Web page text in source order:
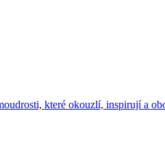
které okouzlí, inspirují a